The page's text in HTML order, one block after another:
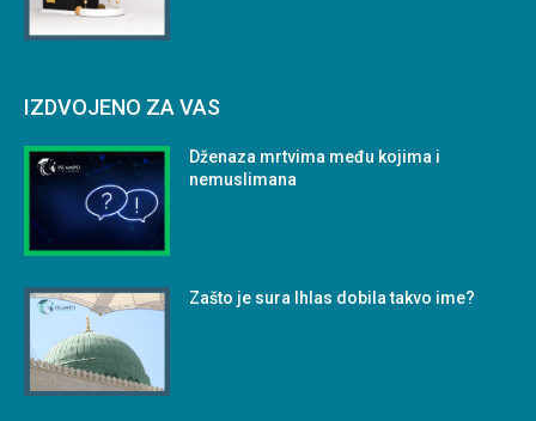
IZDVOJENO ZA VAS
Dženaza mrtvima među kojima i
nemuslimana
Zašto je sura Ihlas dobila takvo ime?